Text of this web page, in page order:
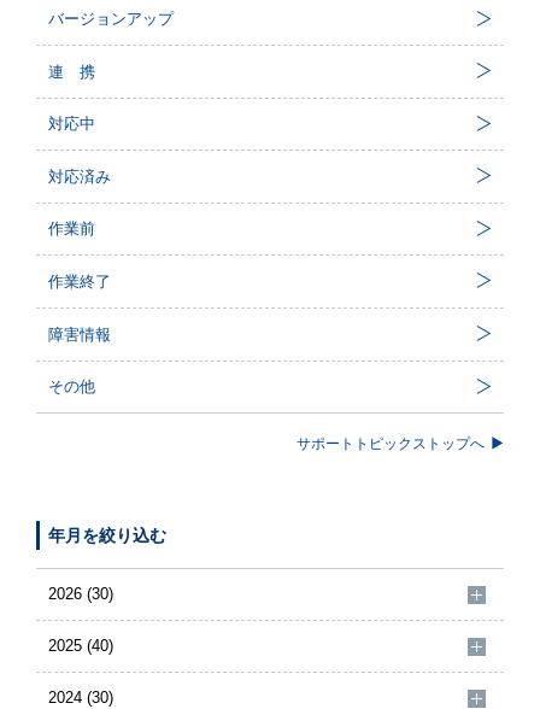
バージョンアップ
連 携
対応中
対応済み
作業前
作業終了
障害情報
その他
サポートトピックストップへ
年月を絞り込む
2026 (30)
2025 (40)
2024 (30)